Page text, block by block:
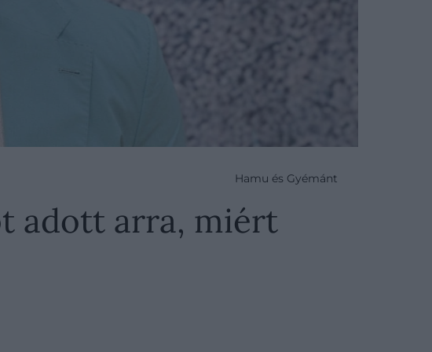
Hamu és Gyémánt
adott arra, miért